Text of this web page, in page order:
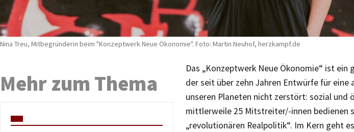
Nina Treu, Mitbegründerin beim "Konzeptwerk Neue Ökonomie". Foto: Martin Neuhof, herzkampf.de
Das „Konzeptwerk Neue Ökonomie“ ist
der seit über zehn Jahren Entwürfe für
unseren Planeten nicht zerstört: sozial und
mittlerweile 25 Mitstreiter/-innen bedienen
„revolutionären Realpolitik“. Im Kern geht
Mehr zum Thema